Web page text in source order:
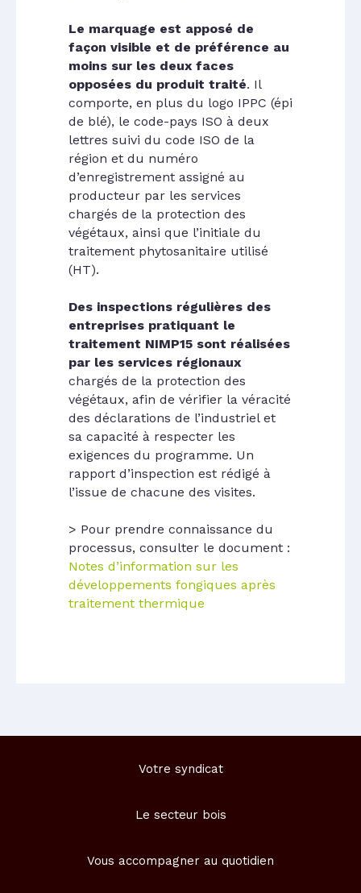
Le marquage est apposé de
façon visible et de préférence au
moins sur les deux faces
opposées du produit traité. Il
comporte, en plus du logo IPPC (épi
de blé), le code-pays ISO à deux
lettres suivi du code ISO de la
région et du numéro
d’enregistrement assigné au
producteur par les services
chargés de la protection des
végétaux, ainsi que l’initiale du
traitement phytosanitaire utilisé
(HT).
Des inspections régulières des
entreprises pratiquant le
traitement NIMP15 sont réalisées
par les services régionaux
chargés de la protection des
végétaux, afin de vérifier la véracité
des déclarations de l’industriel et
sa capacité à respecter les
exigences du programme. Un
rapport d’inspection est rédigé à
l’issue de chacune des visites.
> Pour prendre connaissance du
processus, consulter le document :
Notes d’information sur les
développements fongiques après
traitement thermique
Votre syndicat
Le secteur bois
Vous accompagner au quotidien